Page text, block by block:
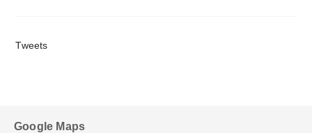
Tweets
Google Maps